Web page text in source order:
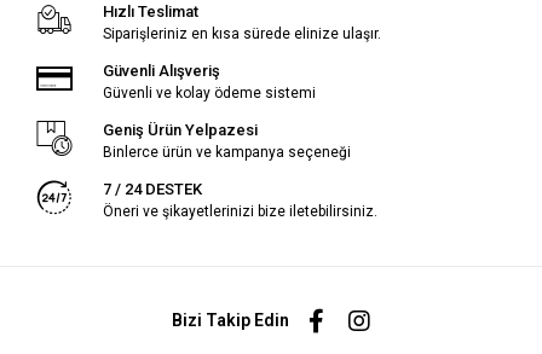
Hızlı Teslimat
Siparişleriniz en kısa sürede elinize ulaşır.
Güvenli Alışveriş
Güvenli ve kolay ödeme sistemi
Geniş Ürün Yelpazesi
Binlerce ürün ve kampanya seçeneği
7 / 24 DESTEK
Öneri ve şikayetlerinizi bize iletebilirsiniz.
Bizi Takip Edin